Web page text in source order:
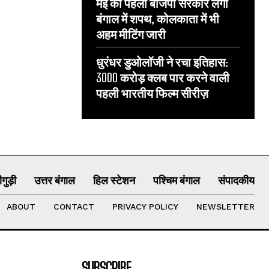
मई को पहली बीजेपी सरकार लेगी
बंगाल में शपथ, कोलकाता में भी
अहम मीटिंग जारी
धुरंधर डुओलॉजी ने रचा इतिहास:
3000 करोड़ क्लब पार करने वाली
पहली भारतीय फिल्म सीरीज़
उत्तर बंगाल हिल स्टेशन पश्चिम बंगाल संपादकीय
ABOUT CONTACT PRIVACY POLICY NEWSLETTER